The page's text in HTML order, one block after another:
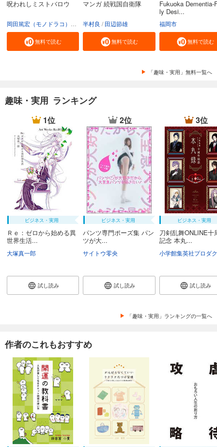
呪われしミストバロウ
宮﨑樹
無料で読む
マンガ 続戦国自衛隊
半村良 田辺節雄
無料で読む
Fukuoka Dementia-
ly Desi...
福岡市
無料で読む
「趣味・実用」無料一覧へ
趣味・実用 ランキング
1位
ビジネス・実用
Ｒｅ：ゼロから始める異
世界生活...
大塚真一郎
試し読み
2位
ビジネス・実用
パンツ専門ポーズ集 パン
ツが大...
サイトウ零央
試し読み
3位
ビジネス・実用
刀剣乱舞ONLINE十
記念 本丸...
試し読み
「趣味・実用」ランキングの一覧へ
作者のこれもおすすめ